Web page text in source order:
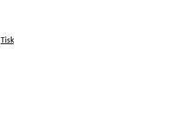
Tisk